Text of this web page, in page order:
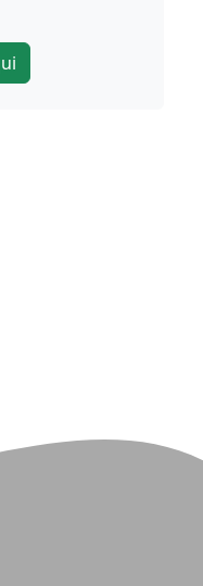
Rotas Turísticas de